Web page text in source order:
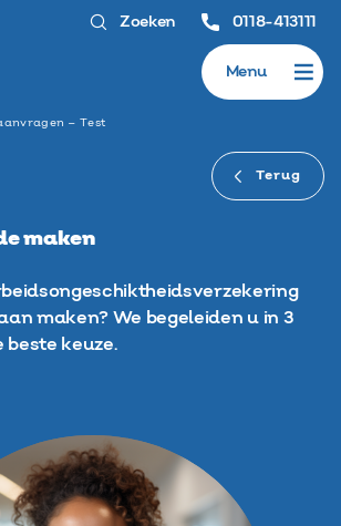
Zoeken 0118-413111
Menu
– Test
Terug
maken
maken? We begeleiden u in 3
keuze.